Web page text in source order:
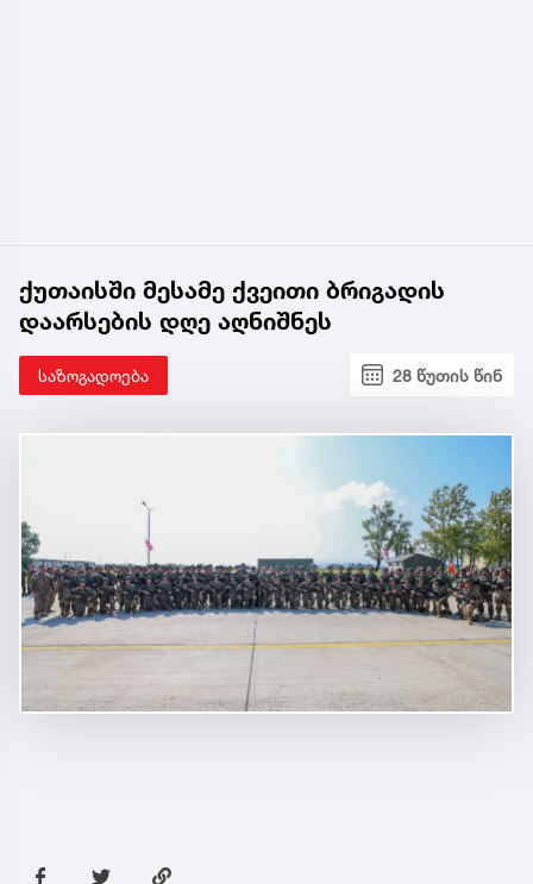
ქუთაისში მესამე ქვეითი ბრიგადის
დაარსების დღე აღნიშნეს
საზოგადოება 28 წუთის წინ